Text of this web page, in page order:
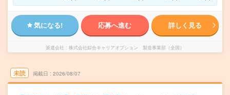
気になる! 応募へ進む 詳しく見る
派遣会社 株式会社綜合キャリアオプション 製造事業部（全国）
未読 掲載日 2026/08/07